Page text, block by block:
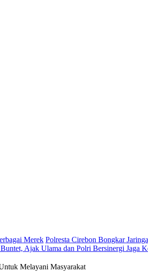
Merek Polresta Cirebon Bongkar
Ajak Ulama dan Polri Bersinergi Jaga
Melayani Masyarakat